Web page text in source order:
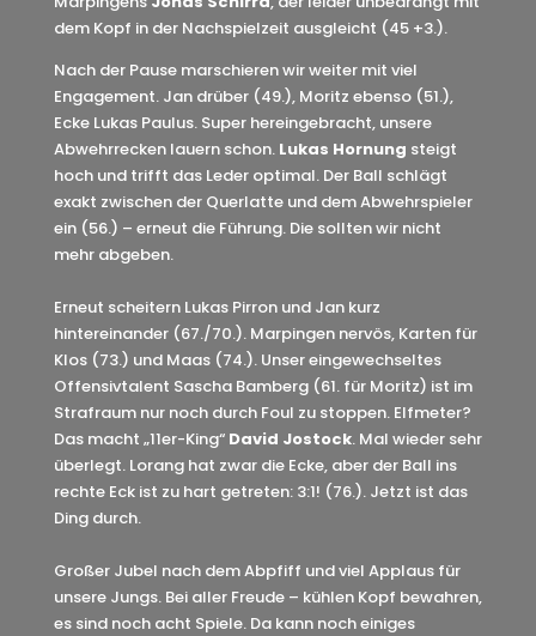
dem Kopf in der Nachspielzeit ausgleicht (45 +3.).
Nach der Pause marschieren wir weiter mit viel
Engagement. Jan drüber (49.), Moritz ebenso (51.),
Ecke Lukas Paulus. Super hereingebracht, unsere
Abwehrrecken lauern schon. Lukas Hornung steigt
hoch und trifft das Leder optimal. Der Ball schlägt
exakt zwischen der Querlatte und dem Abwehrspieler
ein (56.) – erneut die Führung. Die sollten wir nicht
mehr abgeben.
Erneut scheitern Lukas Pirron und Jan kurz
hintereinander (67./70.). Marpingen nervös, Karten für
Klos (73.) und Maas (74.). Unser eingewechseltes
Offensivtalent Sascha Bamberg (61. für Moritz) ist im
Strafraum nur noch durch Foul zu stoppen. Elfmeter?
Das macht „11er-King“ David Jostock. Mal wieder sehr
überlegt. Lorang hat zwar die Ecke, aber der Ball ins
rechte Eck ist zu hart getreten: 3:1! (76.). Jetzt ist das
Ding durch.
Großer Jubel nach dem Abpfiff und viel Applaus für
unsere Jungs. Bei aller Freude – kühlen Kopf bewahren,
es sind noch acht Spiele. Da kann noch einiges